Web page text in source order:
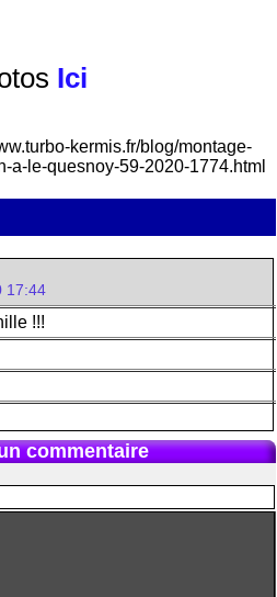
Ici
kermis.fr/blog/montage-
a-le-quesnoy-59-2020-1774.html
17:44
!!!
commentaire